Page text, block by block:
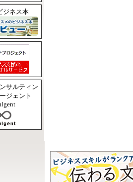
ジネス本
サルティン
ジェント